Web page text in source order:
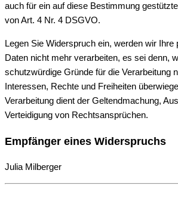
auch für ein auf diese Bestimmung
von Art. 4 Nr. 4 DSGVO.
Legen Sie Widerspruch ein, werden wir Ihre
Daten nicht mehr verarbeiten, es sei denn,
schutzwürdige Gründe für die Verarbeitung
Interessen, Rechte und Freiheiten
Verarbeitung dient der Geltendmachung,
Verteidigung von Rechtsansprüchen.
Empfänger eines Widerspruchs
Julia Milberger